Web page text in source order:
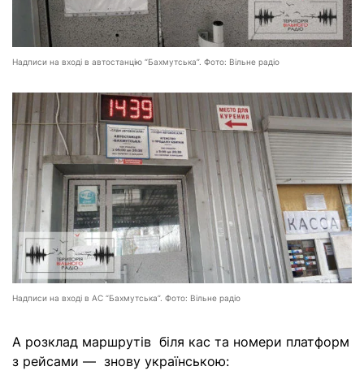
Надписи на вході в автостанцію “Бахмутська”. Фото: Вільне радіо
Надписи на вході в АС “Бахмутська”. Фото: Вільне радіо
А розклад маршрутів біля кас та номери платформ
з рейсами — знову українською: